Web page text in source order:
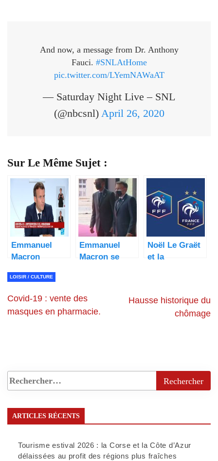
And now, a message from Dr. Anthony
Fauci. #SNLAtHome
pic.twitter.com/LYemNAWaAT
— Saturday Night Live – SNL
(@nbcsnl) April 26, 2020
Sur Le Même Sujet :
Emmanuel
Macron
couvre-feu
semaines au
moins
Emmanuel
Macron se
réconciliation
entre les deux
Noël Le Graët
et la
Zinédine
Zidane: voici
LOISIR / CULTURE
Covid-19 : vente des
masques en pharmacie.
Hausse historique du
chômage
ARTICLES RÉCENTS
Tourisme estival 2026 : la Corse et la Côte d’Azur
délaissées au profit des régions plus fraîches